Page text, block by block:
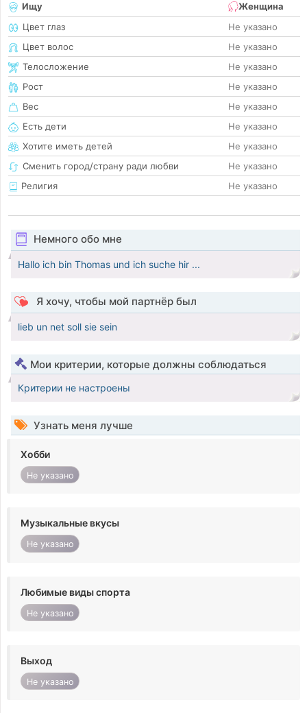
Ищу
Женщина
Цвет глаз
Не указано
Цвет волос
Не указано
Телосложение
Не указано
Рост
Не указано
Вес
Не указано
Есть дети
Не указано
Хотите иметь детей
Не указано
Сменить город/страну ради любви
Не указано
Религия
Не указано
Немного обо мне
Hallo ich bin Thomas und ich suche hir ...
Я хочу, чтобы мой партнёр был
lieb un net soll sie sein
Мои критерии, которые должны соблюдаться
Критерии не настроены
Узнать меня лучше
Хобби
Не указано
Музыкальные вкусы
Не указано
Любимые виды спорта
Не указано
Выход
Не указано